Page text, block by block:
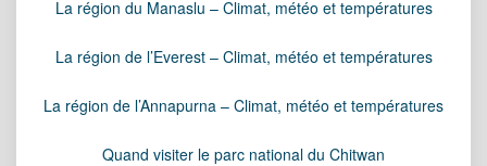
La région du Manaslu – Climat, météo et températures
La région de l’Everest – Climat, météo et températures
La région de l’Annapurna – Climat, météo et températures
Quand visiter le parc national du Chitwan